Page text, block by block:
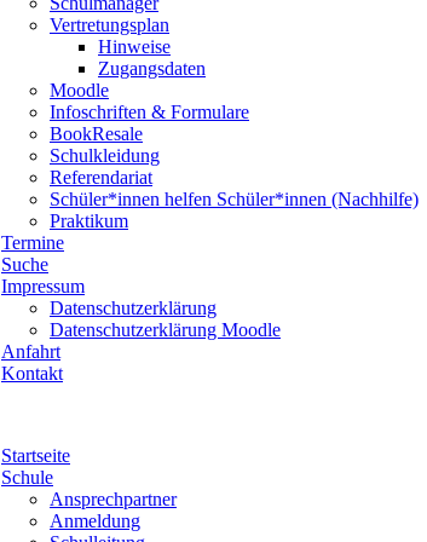
Vertretungsplan
Hinweise
Zugangsdaten
Moodle
Infoschriften & Formulare
BookResale
Schulkleidung
Referendariat
Schüler*innen helfen Schüler*innen (Nachhilfe)
Praktikum
Termine
Suche
Impressum
Datenschutzerklärung
Datenschutzerklärung Moodle
Anfahrt
Kontakt
Startseite
Schule
Ansprechpartner
Anmeldung